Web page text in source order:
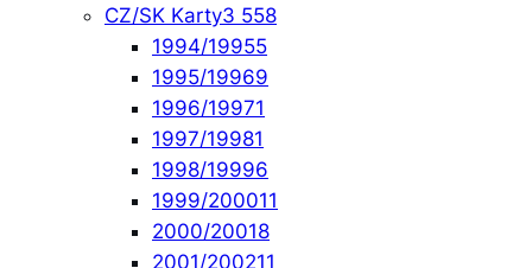
CZ/SK Karty3 558
1994/19955
1995/19969
1996/19971
1997/19981
1998/19996
1999/200011
2000/20018
2001/200211